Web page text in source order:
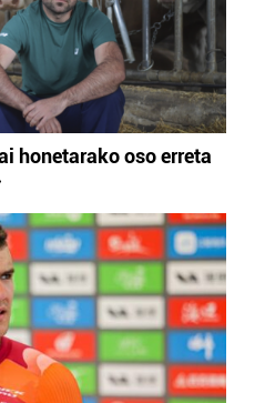
honetarako oso erreta